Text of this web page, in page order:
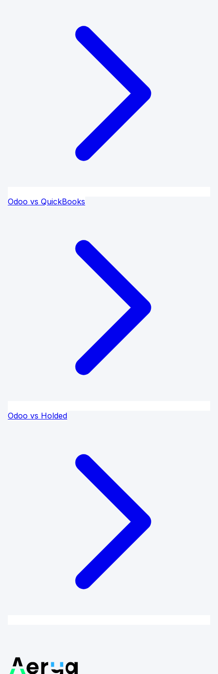
Odoo vs QuickBooks
Odoo vs Holded